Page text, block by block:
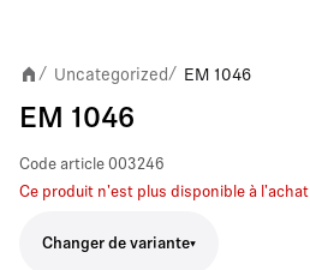
/ Uncategorized / EM 1046
EM 1046
Code article 003246
Ce produit n'est plus disponible à l'achat
Changer de variante